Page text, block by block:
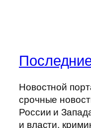
Новостной
срочные
России и
и власти,